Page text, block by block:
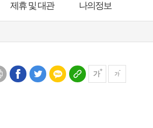
제휴 및 대관 나의정보
가 가